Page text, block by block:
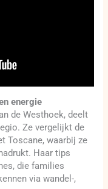
energie
de Westhoek, deelt
Ze vergelijkt de
Toscane, waarbij ze
Haar tips
die families
via wandel-,